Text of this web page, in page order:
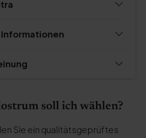
soll ich wählen?
Sie ein qualitätsgeprüftes